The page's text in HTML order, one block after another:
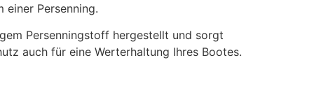
einer Persenning.
Persenningstoff hergestellt und sorgt
auch für eine Werterhaltung Ihres Bootes.